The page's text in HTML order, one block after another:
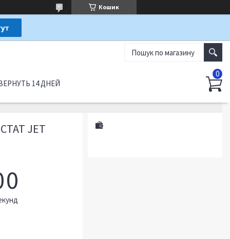
Кошик
14 ДНЕЙ
JET
0